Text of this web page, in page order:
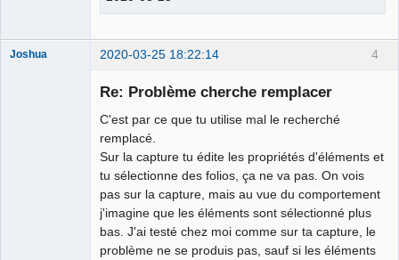
4
Joshua 2020-03-25 18:22:14
Re: Problème cherche remplacer
C'est par ce que tu utilise mal le recherché
remplacé.
Sur la capture tu édite les propriétés d'éléments et
tu sélectionne des folios, ça ne va pas. On vois
pas sur la capture, mais au vue du comportement
j'imagine que les éléments sont sélectionné plus
bas. J'ai testé chez moi comme sur ta capture, le
problème ne se produis pas, sauf si les éléments